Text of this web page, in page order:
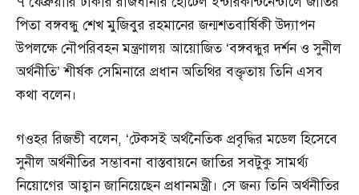
পিতা বঙ্গবন্ধু শেখ মুজিবুর রহমানের জন্মশতবার্ষিকী উদ্যাপন
উপলক্ষে নৌপরিবহন মন্ত্রণালয় আয়োজিত ‘বঙ্গবন্ধুর দর্শন ও সুনীল
অর্থনীতি’ শীর্ষক সেমিনারে প্রধান অতিথির বক্তৃতায় তিনি এসব
কথা বলেন।
গওহর রিজভী বলেন, ‘টেকসই অর্থনৈতিক প্রবৃদ্ধির মডেল হিসেবে
সুনীল অর্থনীতির সম্ভাবনা বাস্তবায়নে জাতির সবটুকু সামর্থ্য
নিয়োগের আহ্বান জানিয়েছেন প্রধানমন্ত্রী। সে জন্য তিনি অর্থনীতির